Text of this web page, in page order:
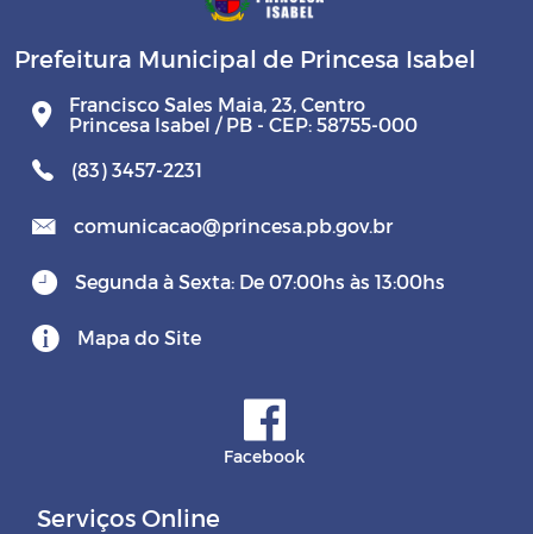
Prefeitura Municipal de Princesa Isabel
Francisco Sales Maia, 23, Centro
Princesa Isabel / PB - CEP: 58755-000
(83) 3457-2231
comunicacao@princesa.pb.gov.br
Segunda à Sexta: De 07:00hs às 13:00hs
Mapa do Site
Facebook
Serviços Online